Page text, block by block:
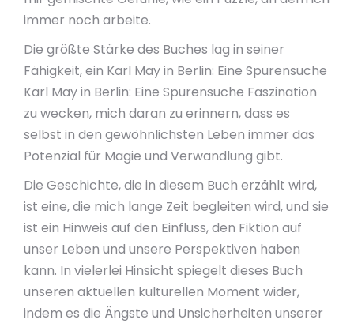
immer noch arbeite.
Die größte Stärke des Buches lag in seiner
Fähigkeit, ein Karl May in Berlin: Eine Spurensuche
Karl May in Berlin: Eine Spurensuche Faszination
zu wecken, mich daran zu erinnern, dass es
selbst in den gewöhnlichsten Leben immer das
Potenzial für Magie und Verwandlung gibt.
Die Geschichte, die in diesem Buch erzählt wird,
ist eine, die mich lange Zeit begleiten wird, und sie
ist ein Hinweis auf den Einfluss, den Fiktion auf
unser Leben und unsere Perspektiven haben
kann. In vielerlei Hinsicht spiegelt dieses Buch
unseren aktuellen kulturellen Moment wider,
indem es die Ängste und Unsicherheiten unserer